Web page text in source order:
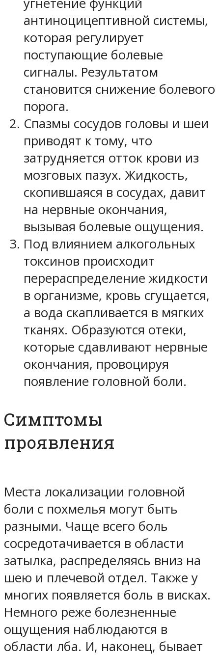
антиноцицептивной системы,
которая регулирует
поступающие болевые
сигналы. Результатом
становится снижение болевого
порога.
Спазмы сосудов головы и шеи
приводят к тому, что
затрудняется отток крови из
мозговых пазух. Жидкость,
скопившаяся в сосудах, давит
на нервные окончания,
вызывая болевые ощущения.
Под влиянием алкогольных
токсинов происходит
перераспределение жидкости
в организме, кровь сгущается,
а вода скапливается в мягких
тканях. Образуются отеки,
которые сдавливают нервные
окончания, провоцируя
появление головной боли.
Симптомы
проявления
Места локализации головной
боли с похмелья могут быть
разными. Чаще всего боль
сосредотачивается в области
затылка, распределяясь вниз на
шею и плечевой отдел. Также у
многих появляется боль в висках.
Немного реже болезненные
ощущения наблюдаются в
области лба. И, наконец, бывает